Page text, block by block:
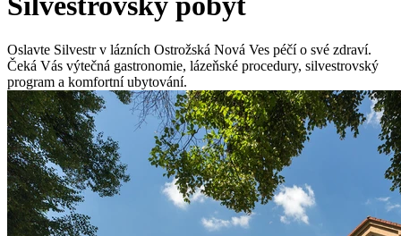
Oslavte Silvestr v lázních Ostrožská Nová Ves péčí o své zdraví.
Čeká Vás výtečná gastronomie, lázeňské procedury, silvestrovský
program a komfortní ubytování.